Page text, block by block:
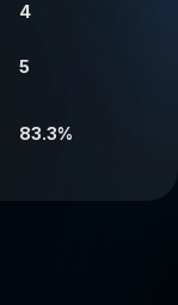
4
5
83.3%